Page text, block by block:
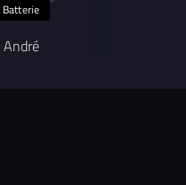
Batterie
André